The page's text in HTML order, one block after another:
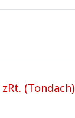
(Tondach)